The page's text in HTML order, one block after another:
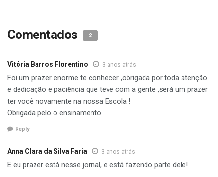
Comentados 2
Vitória Barros Florentino 3 anos atrás
Foi um prazer enorme te conhecer ,obrigada por toda atenção
e dedicação e paciência que teve com a gente ,será um prazer
ter você novamente na nossa Escola !
Obrigada pelo o ensinamento
Reply
Anna Clara da Silva Faria 3 anos atrás
E eu prazer está nesse jornal, e está fazendo parte dele!